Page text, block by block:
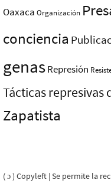
Oaxaca Organización
conciencia
genasRepresión
Tácticas represivas
Zapatista
( ɔ ) Copyleft | Se permite la